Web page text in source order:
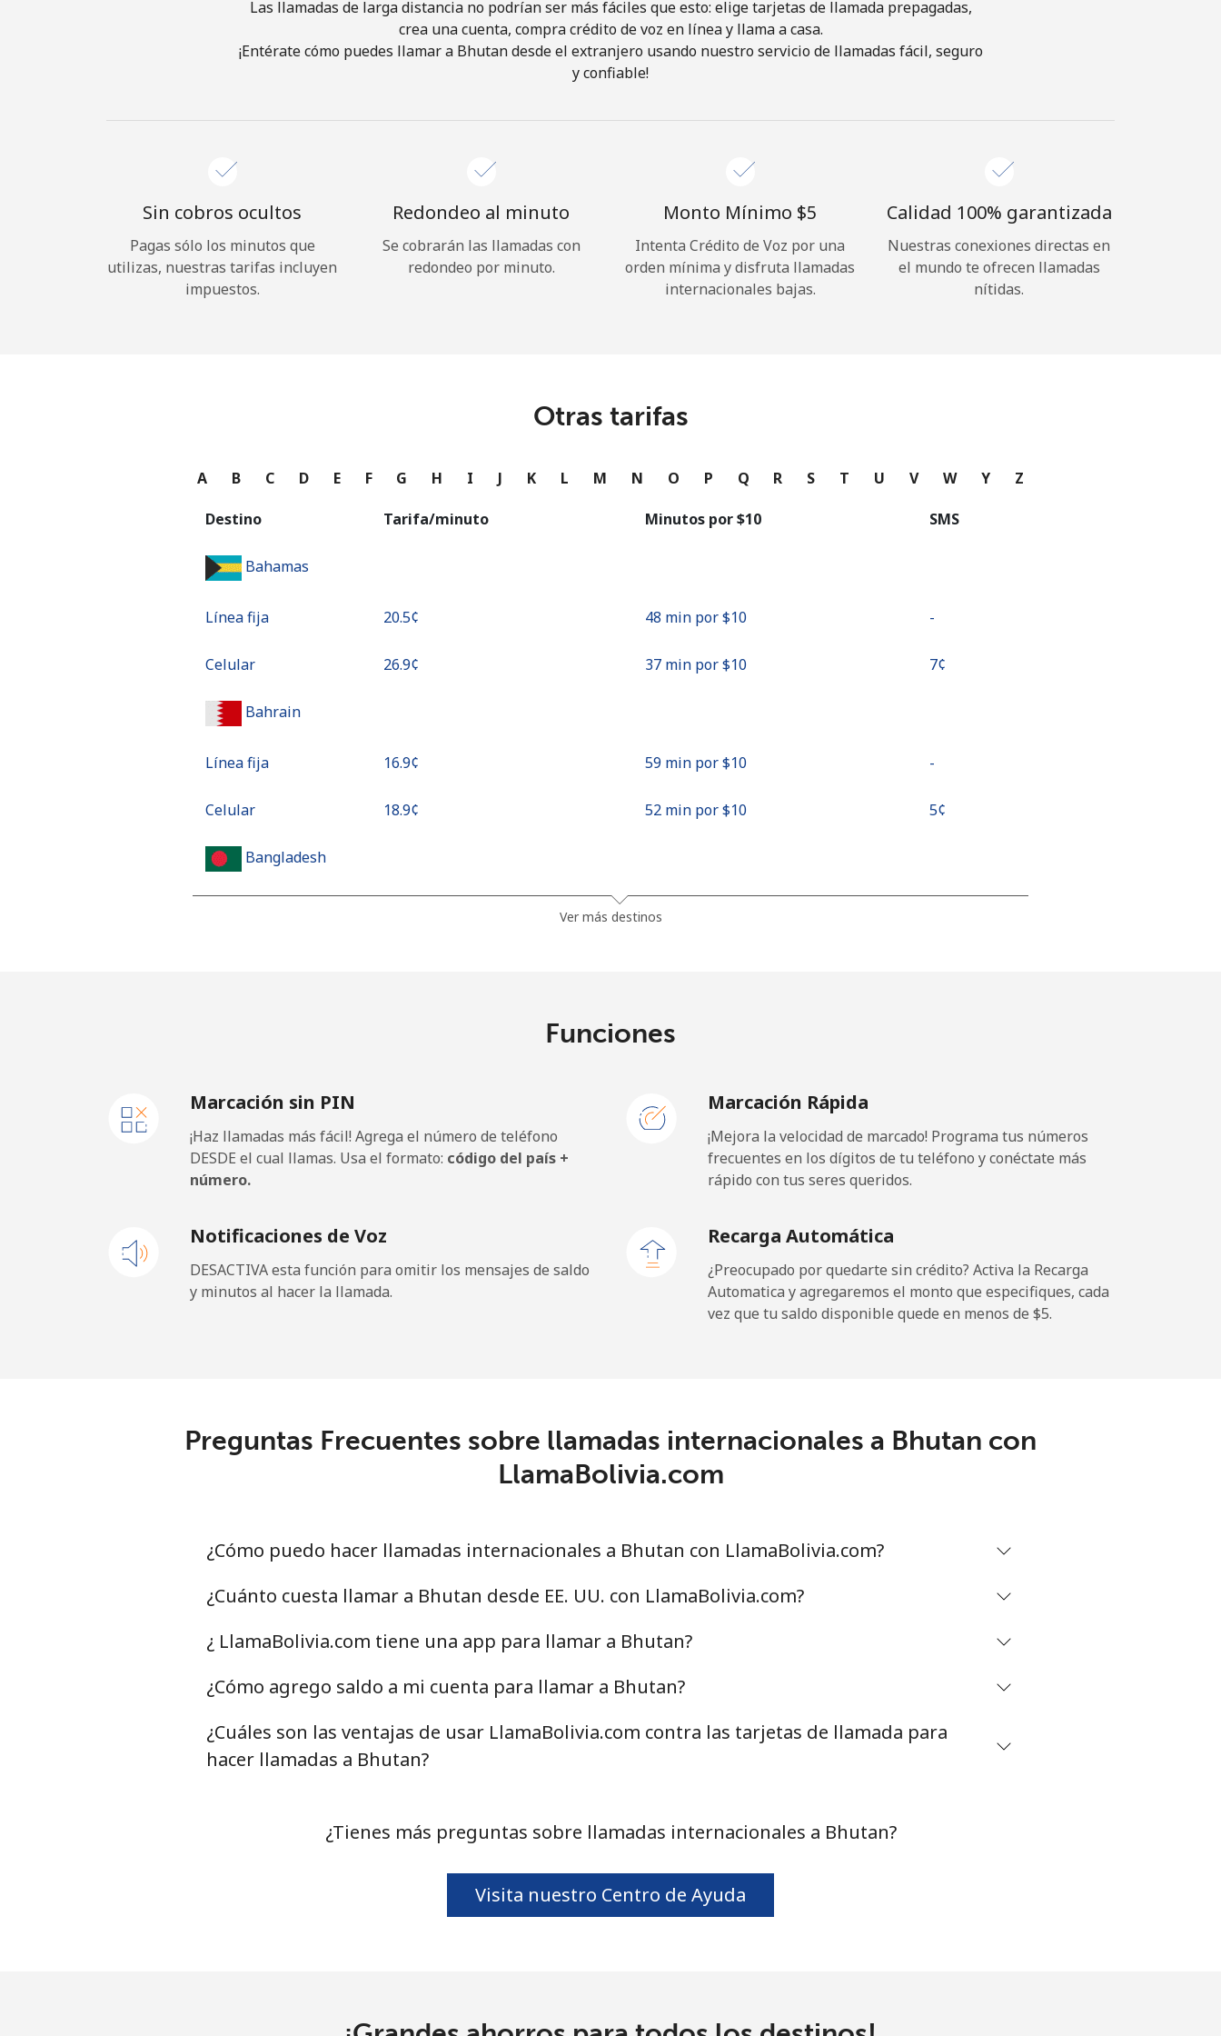
¡Hola!
¿Olvidaste tu contraseña? →
o
Las llamadas de larga distancia no podrían ser más fáciles que esto: elige tarjetas de llamada prepagadas,
crea una cuenta, compra crédito de voz en línea y llama a casa.
¡Entérate cómo puedes llamar a Bhutan desde el extranjero usando nuestro servicio de llamadas fácil, seguro
y confiable!
Sin cobros ocultos
Pagas sólo los minutos que
utilizas, nuestras tarifas incluyen
impuestos.
Redondeo al minuto
Se cobrarán las llamadas con
redondeo por minuto.
Monto Mínimo ⁦$5⁩
Intenta Crédito de Voz por una
orden mínima y disfruta llamadas
internacionales bajas.
Calidad 100% garantizada
Nuestras conexiones directas en
el mundo te ofrecen llamadas
nítidas.
Otras tarifas
A B C D E F G H I J K L M N O P Q R S T U V W Y Z
Destino Tarifa/minuto Minutos por ⁦$10⁩ SMS
Bahamas
Línea fija ⁦20.5¢⁩ 48 min por ⁦$10⁩ -
Celular ⁦26.9¢⁩ 37 min por ⁦$10⁩ ⁦7¢⁩
Bahrain
Línea fija ⁦16.9¢⁩ 59 min por ⁦$10⁩ -
Celular ⁦18.9¢⁩ 52 min por ⁦$10⁩ ⁦5¢⁩
Bangladesh
Celular 30 min por ⁦$10⁩
Belarus
Celular ⁦50.9¢⁩ 19 min por ⁦$10⁩
Belgium
Belize
32 min por ⁦$10⁩
Línea fija ⁦54.9¢⁩ 18 min por ⁦$10⁩
Celular ⁦55.9¢⁩ 17 min por ⁦$10⁩
Bermuda
⁦3.5¢⁩ 285 min por ⁦$10⁩
Ver más destinos
Funciones
Marcación sin PIN
¡Haz llamadas más fácil! Agrega el número de teléfono
DESDE el cual llamas. Usa el formato: código del país +
número.
Marcación Rápida
¡Mejora la velocidad de marcado! Programa tus números
frecuentes en los dígitos de tu teléfono y conéctate más
rápido con tus seres queridos.
Notificaciones de Voz
DESACTIVA esta función para omitir los mensajes de saldo
y minutos al hacer la llamada.
Recarga Automática
¿Preocupado por quedarte sin crédito? Activa la Recarga
Automatica y agregaremos el monto que especifiques, cada
vez que tu saldo disponible quede en menos de ⁦$5⁩.
Preguntas Frecuentes sobre llamadas internacionales a Bhutan con
LlamaBolivia.com
¿Cómo puedo hacer llamadas internacionales a Bhutan con LlamaBolivia.com?
¿Cuánto cuesta llamar a Bhutan desde EE. UU. con LlamaBolivia.com?
¿ LlamaBolivia.com tiene una app para llamar a Bhutan?
¿Cómo agrego saldo a mi cuenta para llamar a Bhutan?
¿Cuáles son las ventajas de usar LlamaBolivia.com contra las tarjetas de llamada para
hacer llamadas a Bhutan?
¿Tienes más preguntas sobre llamadas internacionales a Bhutan?
Visita nuestro Centro de Ayuda